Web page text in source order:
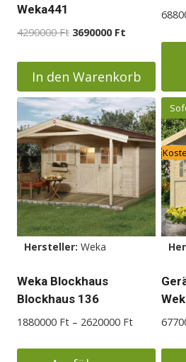
Weka441
4290000Ft Ursprünglicher
war:
4290000 Ft
3690000 Ft
ist:
3690000 Ft.
In den Warenkorb
auf.
Die
auf
der
Hersteller: Weka
Weka Blockhaus
Blockhaus 136
1880000 Ft – 2620000 Ft
bis